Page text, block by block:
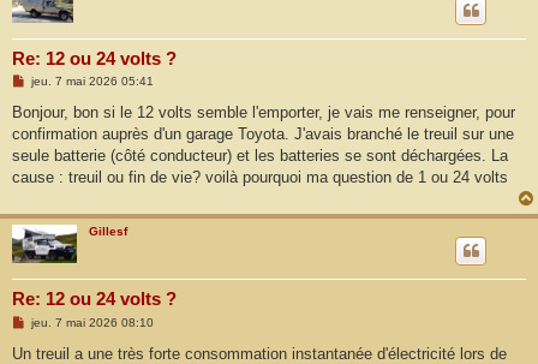
Re: 12 ou 24 volts ?
M
s
a
g
jeu. 7 mai 2026 05:41
Bonjour, bon si le 12 volts semble l'emporter, je vais me renseigner, pour
confirmation auprès d'un garage Toyota. J'avais branché le treuil sur une
seule batterie (côté conducteur) et les batteries se sont déchargées. La
cause : treuil ou fin de vie? voilà pourquoi ma question de 1 ou 24 volts
Gillesf
Re: 12 ou 24 volts ?
M
s
jeu. 7 mai 2026 08:10
Un treuil a une très forte consommation instantanée d'électricité lors de